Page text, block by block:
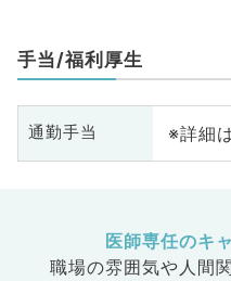
手当/福利厚生
通勤手当 ※詳細
医師専任のキ
職場の雰囲気や人間関